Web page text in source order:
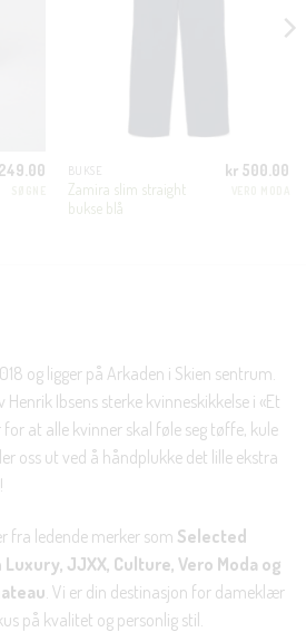
249.00 BUKSE
Zamira slim straight
bukse blå
kr 500.00
og ligger på Arkaden i Skien sentrum.
Ibsens sterke kvinneskikkelse i «Et
at alle kvinner skal føle seg tøffe, kule
oss ut ved å håndplukke det lille ekstra
fra ledende merker som Selected
Luxury, JJXX, Culture, Vero Moda og
. Vi er din destinasjon for dameklær
på kvalitet og personlig stil.
til deg! ❤️
i dag. Som medlem får du 10%
Jeg er ikke interessert